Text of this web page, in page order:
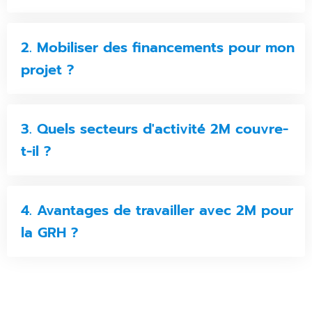
2. Mobiliser des financements pour mon
projet ?
3. Quels secteurs d'activité 2M couvre-
t-il ?
4. Avantages de travailler avec 2M pour
la GRH ?